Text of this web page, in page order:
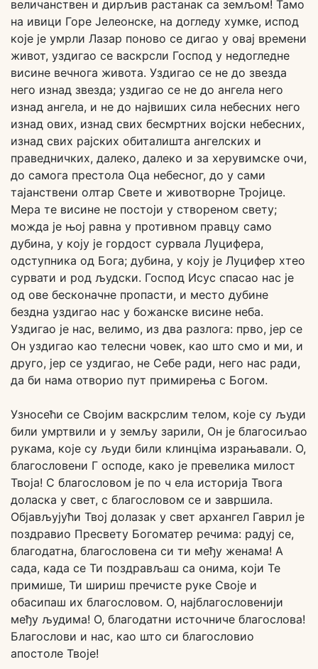
величанствен и дирљив растанак са земљом! Тамо
на ивици Горе Јелеонске, на догледу хумке, испод
које је умрли Лазар поново се дигао у овај времени
живот, уздигао се васкрсли Господ у недогледне
висине вечнога живота. Уздигао се не до звезда
него изнад звезда; уздигао се не до ангела него
изнад ангела, и не до највиших сила небесних него
изнад ових, изнад свих бесмртних војски небесних,
изнад свих рајских обиталишта ангелских и
праведничких, далеко, далеко и за херувимске очи,
до самога престола Оца небесног, до у сами
тајанствени олтар Свете и животворне Тројице.
Мера те висине не постоји у створеном свету;
можда је њој равна у противном правцу само
дубина, у коју је гордост сурвала Луцифера,
одступника од Бога; дубина, у коју је Луцифер хтео
сурвати и род људски. Господ Исус спасао нас је
од ове бесконачне пропасти, и место дубине
бездна уздигао нас у божанске висине неба.
Уздигао је нас, велимо, из два разлога: прво, јер се
Он уздигао као телесни човек, као што смо и ми, и
друго, јер се уздигао, не Себе ради, него нас ради,
да би нама отворио пут примирења с Богом.
Узносећи се Својим васкрслим телом, које су људи
били умртвили и у земљу зарили, Он је благосиљао
рукама, које су људи били клинцiма израњавали. О,
благословени Г осподе, како је превелика милост
Твоја! С благословом је по ч ела историја Твога
доласка у свет, с благословом се и завршила.
Објављујући Твој долазак у свет архангел Гаврил је
поздравио Пресвету Богоматер речима: радуј се,
благодатна, благословена си ти међу женама! А
сада, када се Ти поздрављаш са онима, који Те
примише, Ти шириш пречисте руке Своје и
обасипаш их благословом. О, најблагословенији
међу људима! О, благодатни источниче благослова!
Благослови и нас, као што си благословио
апостоле Твоје!